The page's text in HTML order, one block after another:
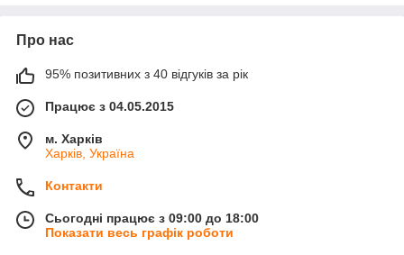
яскравих та насичених відтінків - такі барвисті
відпочинку;
варіанти для тих, хто прагне виглядати стильно навіть
Враховуючи просту конструкцію, говорити про унікальні
перевага та особливість в’єтнамок - їх простота. Саме за це
прогулянок містом.
Про нас
95% позитивних з 40 відгуків за рік
Працює з 04.05.2015
м. Харків
Харків, Україна
Контакти
Сьогодні працює з 09:00 до 18:00
Показати весь графік роботи